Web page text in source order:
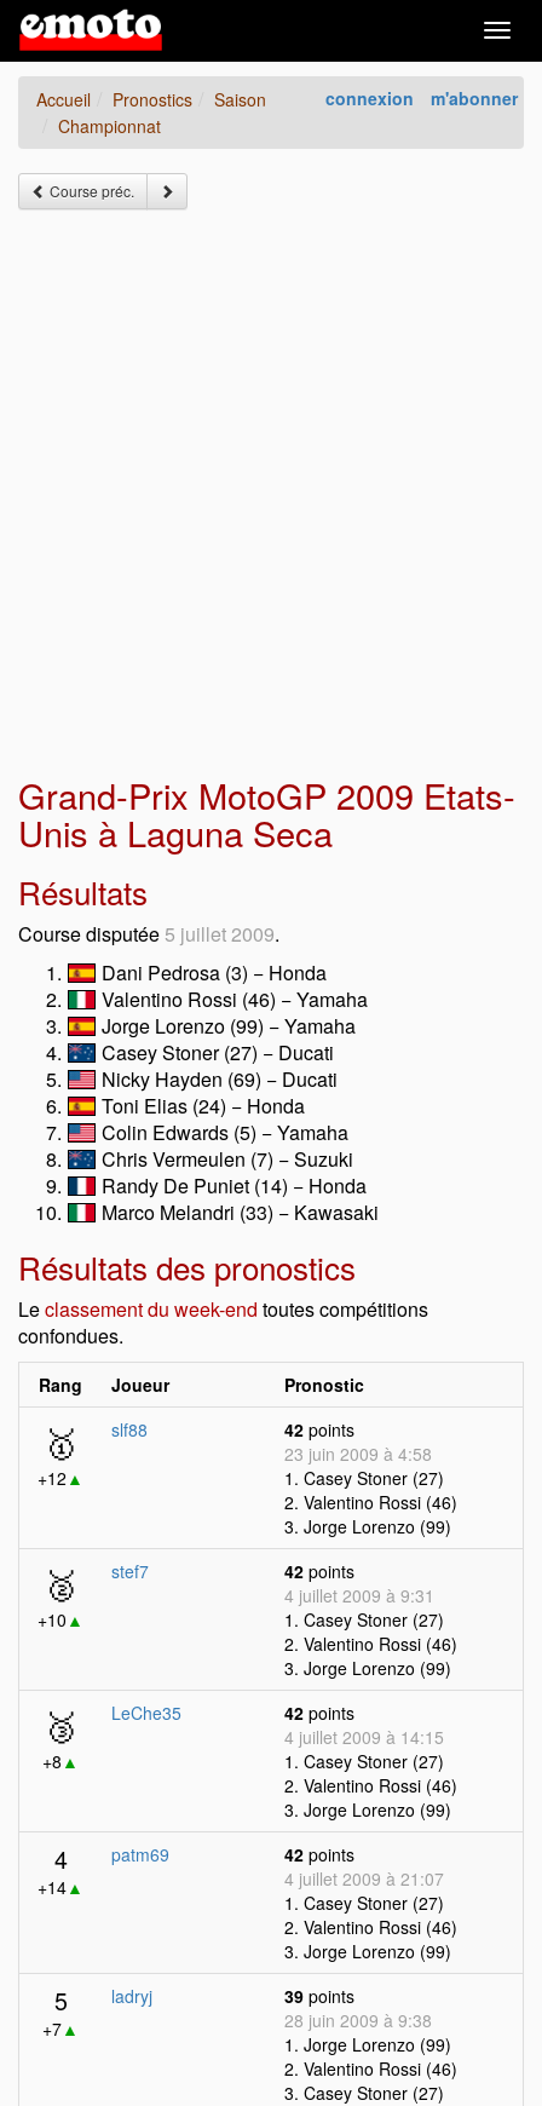
connexion m'abonner
Accueil Pronostics
Saison
Championnat
Course préc.
Grand-Prix MotoGP 2009 Etats-
Unis à Laguna Seca
Résultats
Course disputée5 juillet 2009.
Dani Pedrosa (3) − Honda
Valentino Rossi (46) − Yamaha
Jorge Lorenzo (99) − Yamaha
Casey Stoner (27) − Ducati
Nicky Hayden (69) − Ducati
Toni Elias (24) − Honda
Colin Edwards (5) − Yamaha
Chris Vermeulen (7) − Suzuki
Randy De Puniet (14) − Honda
Marco Melandri (33) − Kawasaki
Résultats des pronostics
Leclassement du week-end toutes compétitions
confondues.
Rang Joueur Pronostic
🥇
+12 ▲
slf88 42 points
23 juin 2009 à 4:58
1. Casey Stoner (27)
2. Valentino Rossi (46)
3. Jorge Lorenzo (99)
🥈
+10 ▲
stef7 42 points
4 juillet 2009 à 9:31
1. Casey Stoner (27)
2. Valentino Rossi (46)
3. Jorge Lorenzo (99)
🥉
+8 ▲
LeChe35 42 points
4 juillet 2009 à 14:15
1. Casey Stoner (27)
2. Valentino Rossi (46)
3. Jorge Lorenzo (99)
4
+14▲
patm69 42 points
4 juillet 2009 à 21:07
1. Casey Stoner (27)
2. Valentino Rossi (46)
3. Jorge Lorenzo (99)
5
+7▲
ladryj 39 points
28 juin 2009 à 9:38
1. Jorge Lorenzo (99)
2. Valentino Rossi (46)
3. Casey Stoner (27)